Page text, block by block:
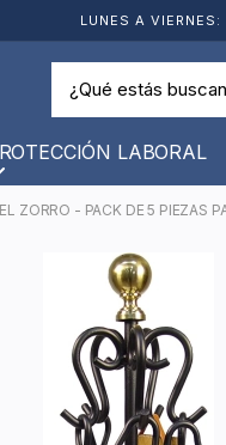
LUNES A
LABORAL
ZORRO - PACK DE 5 PIEZAS